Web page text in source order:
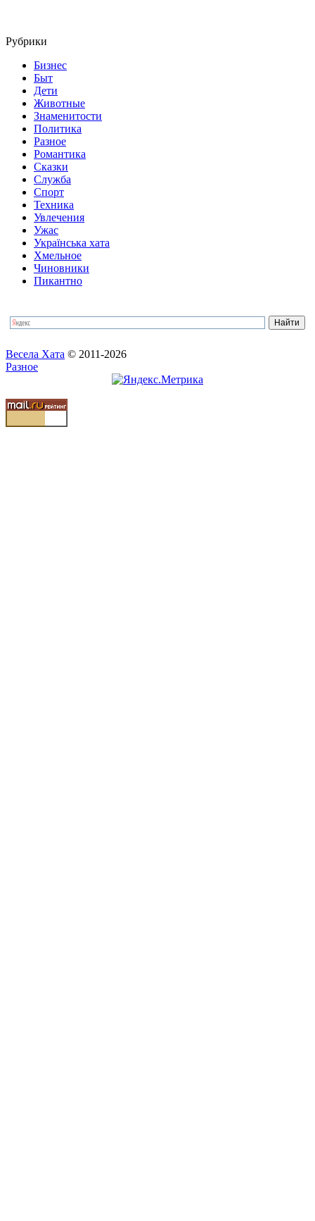
Рубрики
Бизнес
Быт
Дети
Животные
Знаменитости
Политика
Разное
Романтика
Сказки
Служба
Спорт
Техника
Увлечения
Ужас
Українська хата
Хмельное
Чиновники
Пикантно
Весела Хата © 2011-2026
Разное